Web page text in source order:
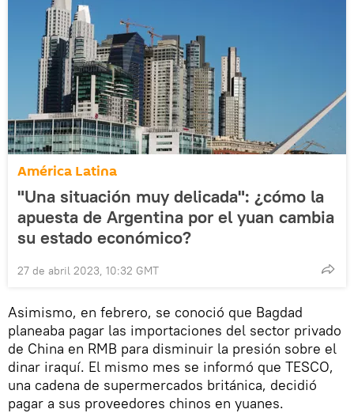
América Latina
"Una situación muy delicada": ¿cómo la
apuesta de Argentina por el yuan cambia
su estado económico?
27 de abril 2023, 10:32 GMT
Asimismo, en febrero, se conoció que Bagdad
planeaba pagar las importaciones del sector privado
de China en RMB para disminuir la presión sobre el
dinar iraquí. El mismo mes se informó que TESCO,
una cadena de supermercados británica, decidió
pagar a sus proveedores chinos en yuanes.